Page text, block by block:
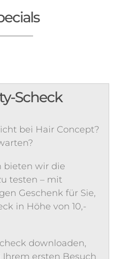
Scheck
bei Hair Concept?
bieten wir die
testen – mit
Geschenk für Sie,
in Höhe von 10,-
downloaden,
ersten Besuch